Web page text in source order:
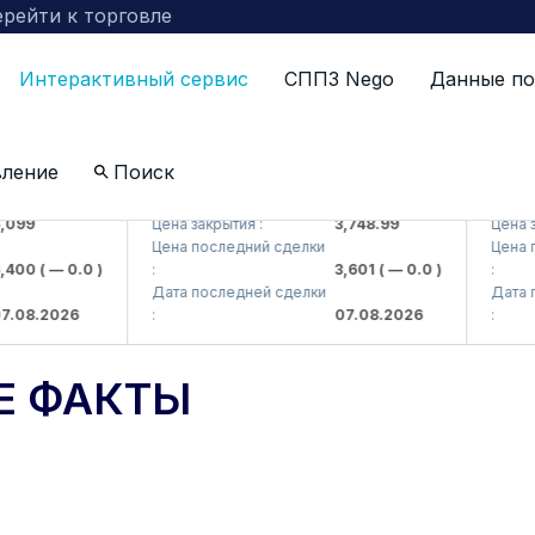
к торговле
Интерактивный сервис СППЗ Nego Данные
Поиск
( — 0.0 )
Цена закрытия :
3,748.99
Цена последний сделки
3,601( — 0.0 )
Дата последней сделки
07.08.2026
Цена
Цена
Дата
ФАКТЫ